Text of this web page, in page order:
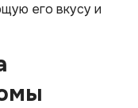
его вкусу и